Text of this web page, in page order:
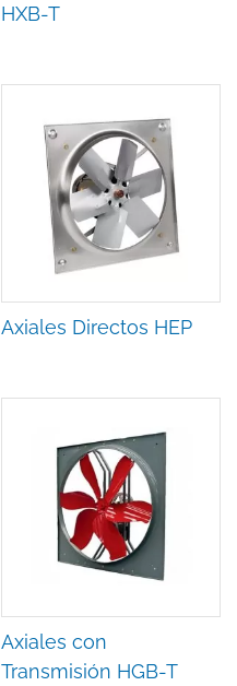
HXB-T
Axiales Directos HEP
Axiales con
Transmisión HGB-T